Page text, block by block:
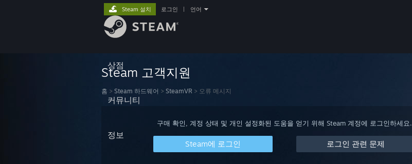
상점
커뮤니티
정보
Steam 설치 로그인 언어
Steam 고객지원
홈 > Steam 하드웨어 > SteamVR > 오류 메시지
구매 확인, 계정 상태 및 개인 설정화된 도움을 얻기 위해 Steam 계정에 로그인하세요.
Steam에 로그인 로그인 관련 문제